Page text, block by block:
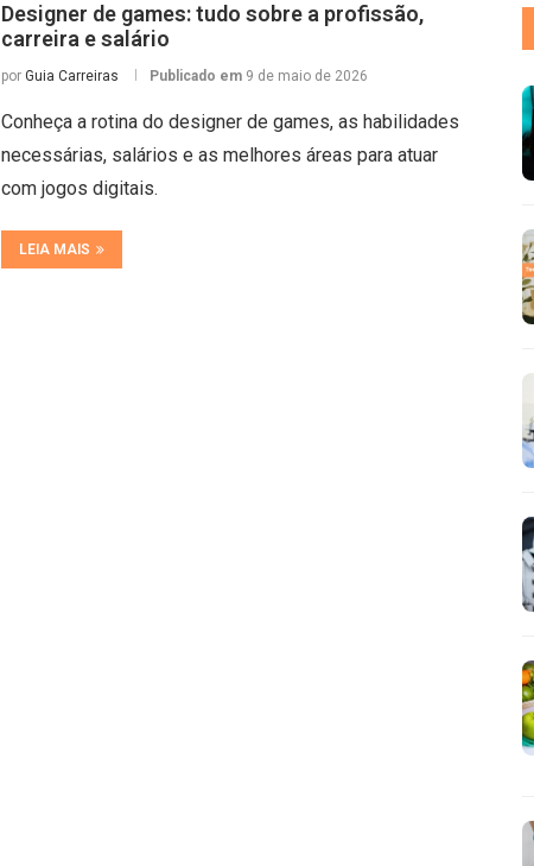
Designer de games: tudo sobre a profissão,
carreira e salário
por Guia Carreiras Publicado em 9 de maio de 2026
Conheça a rotina do designer de games, as habilidades
necessárias, salários e as melhores áreas para atuar
com jogos digitais.
LEIA MAIS